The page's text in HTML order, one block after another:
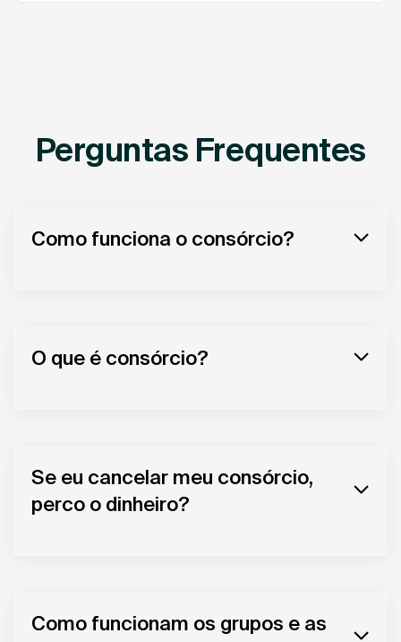
Perguntas Frequentes
Como funciona o consórcio?
O que é consórcio?
Se eu cancelar meu consórcio,
perco o dinheiro?
Como funcionam os grupos e as